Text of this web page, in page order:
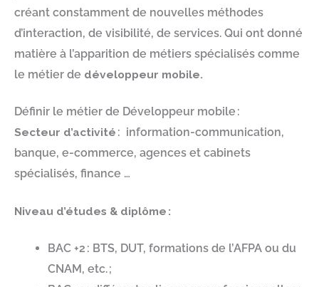
créant constamment de nouvelles méthodes
d’interaction, de visibilité, de services. Qui ont donné
matière à l’apparition de métiers spécialisés comme
le métier de développeur mobile.
Définir le métier de Développeur mobile :
Secteur d’activité : information-communication,
banque, e-commerce, agences et cabinets
spécialisés, finance …
Niveau d’études & diplôme :
BAC +2 : BTS, DUT, formations de l’AFPA ou du
CNAM, etc. ;